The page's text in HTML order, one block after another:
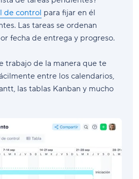
de control para fijar en él
Las tareas se ordenan
fecha de entrega y progreso.
trabajo de la manera que te
entre los calendarios,
las tablas Kanban y mucho